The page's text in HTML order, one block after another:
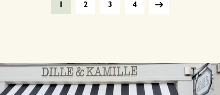
2 3 4